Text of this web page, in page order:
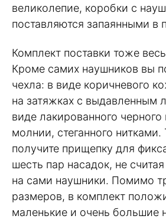
великолепие, коробки с
поставляются запаянными в
Комплект поставки тоже
Кроме самих наушников вы
чехла: в виде коричневого
на затяжках с выдавленным
виде лакированного
молнии, стеганного
получите прищепку для
шесть пар насадок, не
на сами наушники. Помимо
размеров, в комплект
маленькие и очень большие